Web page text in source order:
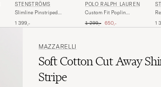
STENSTRÖMS
Slimline Pinstriped
1 399,-
POLO RALPH LAUREN
Custom Fit Poplin
Ordinary pris
1 299,- Nedsat pris
650,- 1
MAZZARELLI
Soft Cotton Cut Away
Stripe